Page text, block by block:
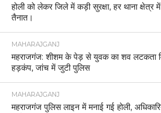
होली को लेकर जिले में कड़ी सुरक्षा, हर थाना क्षेत्र
तैनात।
MAHARAJGANJ
महराजगंज: शीशम के पेड़ से युवक का शव लटकता
हड़कंप, जांच में जुटी पुलिस
MAHARAJGANJ
महराजगंज पुलिस लाइन में मनाई गई होली,